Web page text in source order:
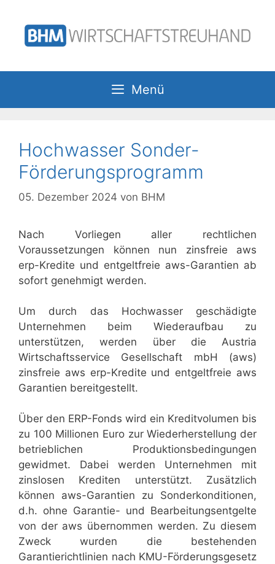
Inhalt
springen
Menü
Hochwasser Sonder-
Förderungsprogramm
05. Dezember 2024 von BHM
Nach Vorliegen aller rechtlichen
Voraussetzungen können nun zinsfreie aws
erp-Kredite und entgeltfreie aws-Garantien ab
sofort genehmigt werden.
Um durch das Hochwasser geschädigte
Unternehmen beim Wiederaufbau zu
unterstützen, werden über die Austria
Wirtschaftsservice Gesellschaft mbH (aws)
zinsfreie aws erp-Kredite und entgeltfreie aws
Garantien bereitgestellt.
Über den ERP-Fonds wird ein Kreditvolumen bis
zu 100 Millionen Euro zur Wiederherstellung der
betrieblichen Produktionsbedingungen
gewidmet. Dabei werden Unternehmen mit
zinslosen Krediten unterstützt. Zusätzlich
können aws-Garantien zu Sonderkonditionen,
d.h. ohne Garantie- und Bearbeitungsentgelte
von der aws übernommen werden. Zu diesem
Zweck wurden die bestehenden
Garantierichtlinien nach KMU-Förderungsgesetz